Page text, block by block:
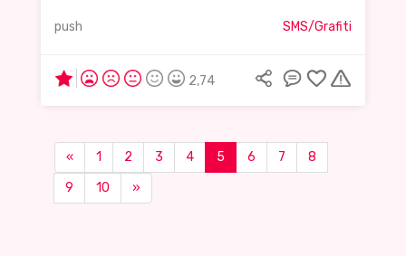
push SMS/Grafiti
2,74
« 1 2 3 4 5 6 7
8
9
10 »